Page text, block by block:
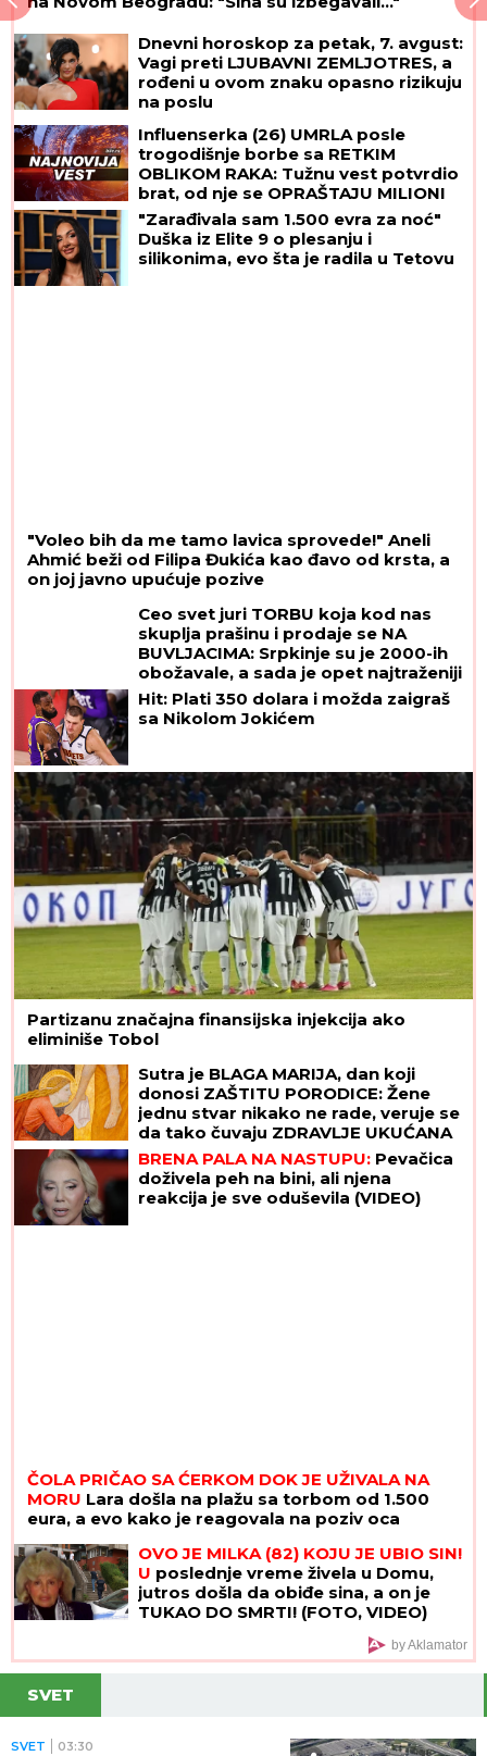
Dnevni horoskop za petak, 7. avgust:
Vagi preti LJUBAVNI ZEMLJOTRES, a
rođeni u ovom znaku opasno rizikuju
na poslu
Influenserka (26) UMRLA posle
trogodišnje borbe sa RETKIM
OBLIKOM RAKA: Tužnu vest potvrdio
brat, od nje se OPRAŠTAJU MILIONI
PRATILACA
"Zarađivala sam 1.500 evra za noć"
Duška iz Elite 9 o plesanju i
silikonima, evo šta je radila u Tetovu
"Voleo bih da me tamo lavica sprovede!" Aneli
Ahmić beži od Filipa Đukića kao đavo od krsta, a
on joj javno upućuje pozive
Ceo svet juri TORBU koja kod nas
skuplja prašinu i prodaje se NA
BUVLJACIMA: Srpkinje su je 2000-ih
obožavale, a sada je opet najtraženiji
komad!
Hit: Plati 350 dolara i možda zaigraš
sa Nikolom Jokićem
Partizanu značajna finansijska injekcija ako
eliminiše Tobol
Sutra je BLAGA MARIJA, dan koji
donosi ZAŠTITU PORODICE: Žene
jednu stvar nikako ne rade, veruje se
da tako čuvaju ZDRAVLJE UKUĆANA
BRENA PALA NA NASTUPU: Pevačica
doživela peh na bini, ali njena
reakcija je sve oduševila (VIDEO)
ČOLA PRIČAO SA ĆERKOM DOK JE UŽIVALA NA
MORU Lara došla na plažu sa torbom od 1.500
eura, a evo kako je reagovala na poziv oca
OVO JE MILKA (82) KOJU JE UBIO SIN!
U poslednje vreme živela u Domu,
jutros došla da obiđe sina, a on je
TUKAO DO SMRTI! (FOTO, VIDEO)
by Aklamator
SVET
SVET 03:30